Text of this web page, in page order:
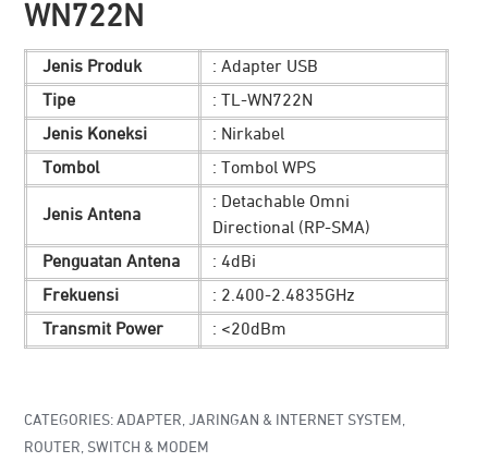
WN722N
Jenis Produk
: Adapter USB
Tipe
: TL-WN722N
Jenis Koneksi
: Nirkabel
Tombol
: Tombol WPS
Jenis Antena
: Detachable Omni
Directional (RP-SMA)
Penguatan Antena
: 4dBi
Frekuensi
: 2.400-2.4835GHz
Transmit Power
: <20dBm
CATEGORIES: ADAPTER JARINGAN & INTERNET SYSTEM
ROUTER, SWITCH & MODEM